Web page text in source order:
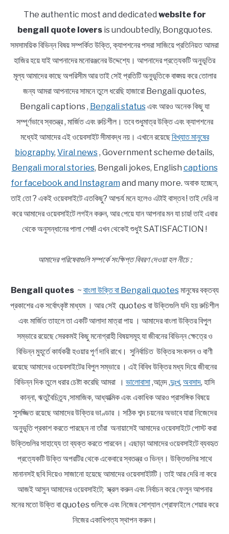
The authentic most and dedicated website for
bengali quote loversis undoubtedly, Bongquotes.
সমসাময়িক বিভিন্ন বিষয় সম্পর্কিত উক্তি, ক্যাপশনের পসরা সাজিয়ে প্রতিনিয়ত আমরা
হাজির হয়ে যাই আপনাদের মনোরঞ্জনের উদ্দেশ্যে। আপনাদের প্রত্যেকটি অনুভূতির
মূল্য আমাদের কাছে অপরিসীম আর তাই সেই প্রতিটি অনুভূতিকে বাঙ্ময় করে তোলার
জন্য আমরা আপনাদের সামনে তুলে ধরেছি হাজারো Bengali quotes,
Bengali captions , Bengali statusএবং আরও অনেক কিছু যা
সম্পূর্ণভাবে স্বতন্ত্র , মার্জিত এবং রুচিশীল। তবে শুধুমাত্র উক্তি এবং ক্যাপশনের
মধ্যেই আমাদের এই ওয়েবসাইট সীমাবদ্ধ নয়। এখানে রয়েছেবিখ্যাত মানুষের
biography, Viral news, Government scheme details,
Bengali moral stories, Bengali jokes, English captions
for facebook and Instagram and many more. অবাক হচ্ছেন,
তাই তো ? একই ওয়েবসাইটে এতকিছু? আশ্চর্য মনে হলেও এটাই বাস্তব ! তাই দেরি না
করে আমাদের ওয়েবসাইটে লগইন করুন, আর পেয়ে যান আপনার মন যা চায়! তাই এবার
থেকে অনুসন্ধানের পালা শেষ!! এখন থেকেই শুধুই SATISFACTION !
আমাদের পরিষেবাগুলি সম্পর্কে সংক্ষিপ্ত বিবরণ দেওয়া হল নীচে :
Bengali quotes~ বাংলা উক্তি বা Bengali quotesমানুষের বক্তব্য
প্রকাশের এক সর্বোৎকৃষ্ট মাধ্যম । আর সেই quotes বা উক্তিগুলি যদি হয় রুচিশীল
এবং মার্জিত তাহলে তা একটি আলাদা মাত্রা পায় । আমাদের বাংলা উক্তির বিপুল
সম্ভারে রয়েছে সেরকমই কিছু মনোগ্রাহী বিষয়সমূহ যা জীবনের বিভিন্ন ক্ষেত্রে ও
বিভিন্ন মুহূর্তে কার্যকরী হওয়ার পূর্ণ দাবি রাখে। সুনির্বাচিত উক্তির সংকলন ও বাণী
রয়েছে আমাদের ওয়েবসাইটের বিপুল সম্ভারে । এই বিবিধ উক্তির মধ্য দিয়ে জীবনের
বিভিন্ন দিক তুলে ধরার চেষ্টা করেছি আমরা । ভালোবাসা,আনন্দ ,দুঃখ, অবসাদ, হাসি
কান্না, ঋতুবৈচিত্র্য ,সামাজিক, আধ্যাত্মিক এবং একাধিক আরও প্রাসঙ্গিক বিষয়ে
সুসজ্জিত রয়েছে আমাদের উক্তির ভাণ্ডার । সঠিক শব্দ চয়নের অভাবে যারা নিজেদের
অনুভূতি প্রকাশ করতে পারছেন না তাঁরা অনায়াসেই আমাদের ওয়েবসাইটে পোস্ট করা
উক্তিগুলির সাহায্যে তা ব্যক্ত করতে পারবেন। এছাড়া আমাদের ওয়েবসাইটে ব্যবহৃত
প্রত্যেকটি উক্তি অপরটির থেকে একেবারে স্বতন্ত্র ও ভিন্ন। উক্তিগুলির সাথে
মানানসই ছবি দিয়েও সাজানো হয়েছে আমাদের ওয়েবসাইটটি। তাই আর দেরি না করে
আজই আসুন আমাদের ওয়েবসাইটে; স্ক্রল করুন এবং নির্বাচন করে ফেলুন আপনার
মনের মতো উক্তি বা quotes গুলিকে এবং নিজের সোশ্যাল প্রোফাইলে শেয়ার করে
নিজের একাধিপত্য স্থাপন করুন।